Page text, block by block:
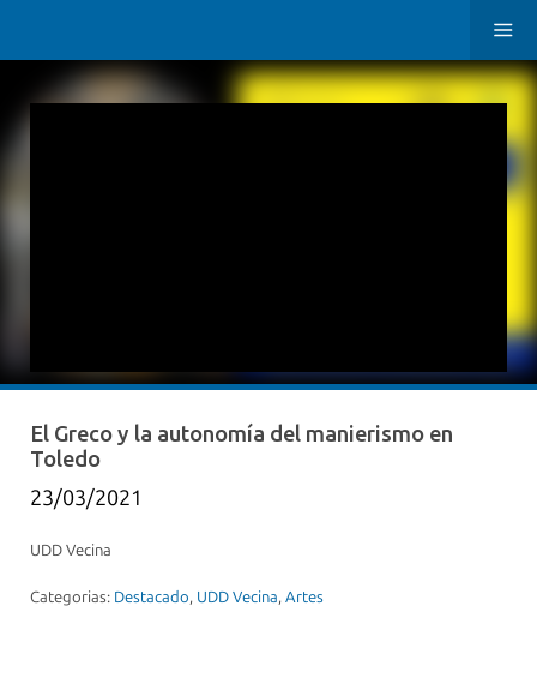
El Greco y la autonomía del manierismo en
Toledo
23/03/2021
UDD Vecina
Categorias: Destacado, UDD Vecina, Artes